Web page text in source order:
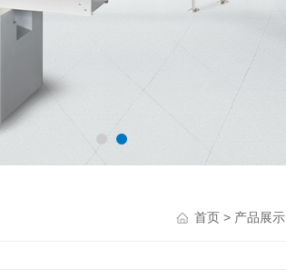
首页 > 产品展示